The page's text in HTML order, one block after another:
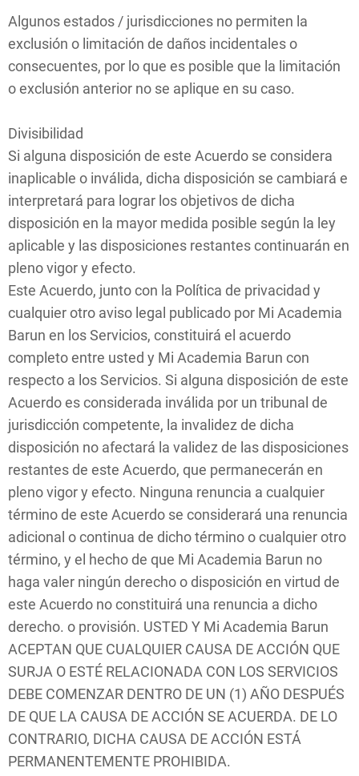
Algunos estados / jurisdicciones no permiten la
exclusión o limitación de daños incidentales o
consecuentes, por lo que es posible que la limitación
o exclusión anterior no se aplique en su caso.
Divisibilidad
Si alguna disposición de este Acuerdo se considera
inaplicable o inválida, dicha disposición se cambiará e
interpretará para lograr los objetivos de dicha
disposición en la mayor medida posible según la ley
aplicable y las disposiciones restantes continuarán en
pleno vigor y efecto.
Este Acuerdo, junto con la Política de privacidad y
cualquier otro aviso legal publicado por Mi Academia
Barun en los Servicios, constituirá el acuerdo
completo entre usted y Mi Academia Barun con
respecto a los Servicios. Si alguna disposición de este
Acuerdo es considerada inválida por un tribunal de
jurisdicción competente, la invalidez de dicha
disposición no afectará la validez de las disposiciones
restantes de este Acuerdo, que permanecerán en
pleno vigor y efecto. Ninguna renuncia a cualquier
término de este Acuerdo se considerará una renuncia
adicional o continua de dicho término o cualquier otro
término, y el hecho de que Mi Academia Barun no
haga valer ningún derecho o disposición en virtud de
este Acuerdo no constituirá una renuncia a dicho
derecho. o provisión. USTED Y Mi Academia Barun
ACEPTAN QUE CUALQUIER CAUSA DE ACCIÓN QUE
SURJA O ESTÉ RELACIONADA CON LOS SERVICIOS
DEBE COMENZAR DENTRO DE UN (1) AÑO DESPUÉS
DE QUE LA CAUSA DE ACCIÓN SE ACUERDA. DE LO
CONTRARIO, DICHA CAUSA DE ACCIÓN ESTÁ
PERMANENTEMENTE PROHIBIDA.